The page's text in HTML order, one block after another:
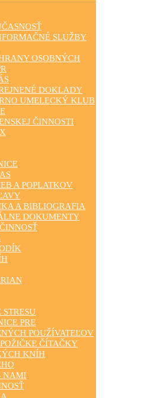
SLUŽBY
OSOBNÝCH
DOKLADY
UMELECKÝ KLUB
ČINNOSTI
A POPLATKOV
A BIBLIOGRAFIA
DOKUMENTY
STRESU
PRE
POUŽÍVATEĽOV
ČÍTAČKY
KNÍH
NAMI